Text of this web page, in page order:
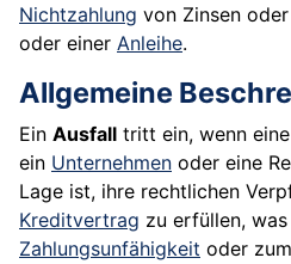
Nichtzahlung von Zinsen oder
oder einer Anleihe.
Allgemeine
Ein Ausfall tritt ein, wenn
ein Unternehmen oder eine
Lage ist, ihre rechtlichen
Kreditvertrag zu erfüllen,
Zahlungsunfähigkeit oder zum